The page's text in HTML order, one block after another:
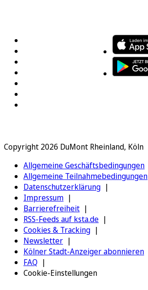
Copyright 2026 DuMont Rheinland, Köln
Allgemeine Geschäftsbedingungen
Allgemeine Teilnahmebedingungen
Datenschutzerklärung
Impressum
Barrierefreiheit
RSS-Feeds auf ksta.de
Cookies & Tracking
Newsletter
Kölner Stadt-Anzeiger abonnieren
FAQ
Cookie-Einstellungen